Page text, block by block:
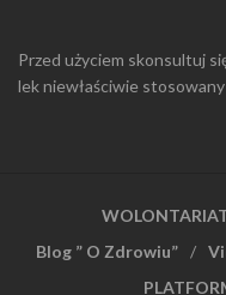
Przed użyciem skonsultuj
lek niewłaściwie
Blog ” O Zdrowiu”